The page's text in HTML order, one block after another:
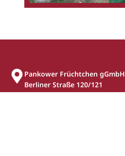
Pankower Früchtchen gGmbH
Berliner Straße 120/121
13187 Berlin